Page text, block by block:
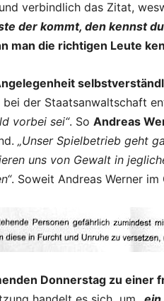
und verbindlich das Zitat,
der kommt, den kennst
man die richtigen Leute
bei der Staatsanwaltschaft
vorbei sei“. So Andreas
„Unser Spielbetrieb geht
uns von Gewalt in
. Soweit Andreas Werner im
Donnerstag zu einer